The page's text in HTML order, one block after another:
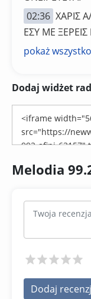
02:36 ΧΑΡΙΣ
ΕΣΥ ΜΕ
pokaż wszystko
Dodaj widżet
Melodia
Dodaj